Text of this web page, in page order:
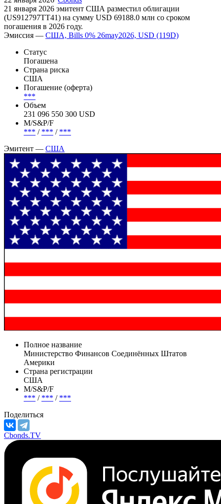
погашения в 2026 году
22 января 2026 Cbonds
(US912797TT41) на сумму USD 69188.0 млн со сроком
погашения в 2026 году.
Эмиссия —США, Bills 0% 26may2026, USD (119D)
Статус
Погашена
Страна риска
США
Погашение (оферта)
***
231 096 550 300 USD
М/S&P/F
***/ ***/***
Эмитент —
США
Полное название
Министерство Финансов Соединённых Штатов
Америки
США
М/S&P/F
***/
Поделиться
Cbonds.TV